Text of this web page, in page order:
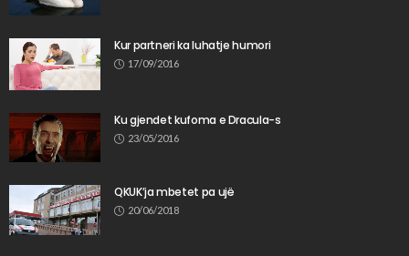
Kur partneri ka luhatje humori
17/09/2016
Ku gjendet kufoma e Dracula-s
23/05/2016
QKUK’ja mbetet pa ujë
20/06/2018